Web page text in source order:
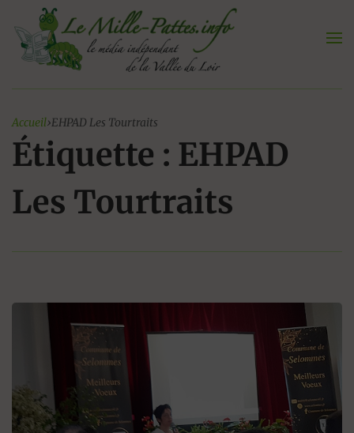
contenu
Accueil›EHPAD Les Tourtraits
Étiquette : EHPAD
Les Tourtraits